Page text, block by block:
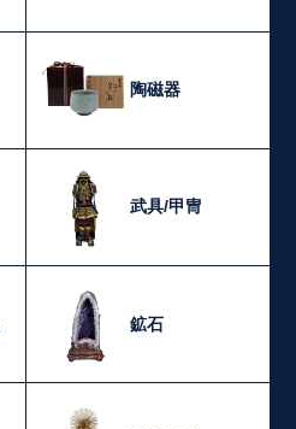
陶磁器
武具/甲冑
鉱石